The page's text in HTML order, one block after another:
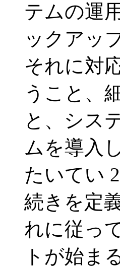
テムの運
ックアッ
それに対
うこと、
と、シス
ムを導入
たいてい
続きを定
れに従っ
トが始ま